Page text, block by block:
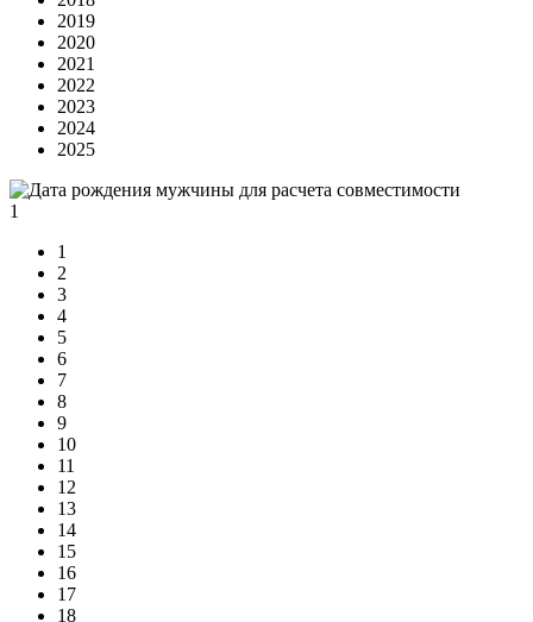
2019
2020
2021
2022
2023
2024
2025
1
1
2
3
4
5
6
7
8
9
10
11
12
13
14
15
16
17
18